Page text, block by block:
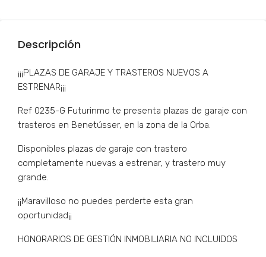
Descripción
¡¡¡PLAZAS DE GARAJE Y TRASTEROS NUEVOS A
ESTRENAR¡¡¡
Ref 0235-G Futurinmo te presenta plazas de garaje con
trasteros en Benetússer, en la zona de la Orba.
Disponibles plazas de garaje con trastero
completamente nuevas a estrenar, y trastero muy
grande.
¡¡Maravilloso no puedes perderte esta gran
oportunidad¡¡
HONORARIOS DE GESTIÓN INMOBILIARIA NO INCLUIDOS